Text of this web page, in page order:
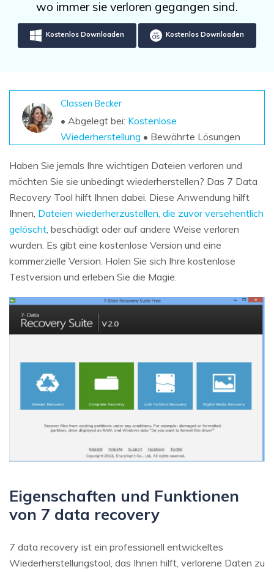
Unbegrenzte Daten vom Mac-System
Kostenlos Testen
Recoverit kostenlos
Verlorene/gel?schte Daten kostenlos
Weitere Produkte
Repairit - Datenreparatur
UBackit - Datensicherung
Datenverlust-Szenarien
Aktuelles Thema
Sign In
search
wo immer sie verloren gegangen sind.
Kostenlos Downloaden Kostenlos Downloaden
Classen Becker
• Abgelegt bei: Kostenlose
Wiederherstellung • Bewährte Lösungen
Haben Sie jemals Ihre wichtigen Dateien verloren und
möchten Sie sie unbedingt wiederherstellen? Das 7 Data
Recovery Tool hilft Ihnen dabei. Diese Anwendung hilft
Ihnen, Dateien wiederherzustellen, die zuvor versehentlich
gelöscht , beschädigt oder auf andere Weise verloren
wurden. Es gibt eine kostenlose Version und eine
kommerzielle Version. Holen Sie sich Ihre kostenlose
Testversion und erleben Sie die Magie.
Eigenschaften und Funktionen
von 7 data recovery
7 data recovery ist ein professionell entwickeltes
Wiederherstellungstool, das Ihnen hilft, verlorene Daten zu